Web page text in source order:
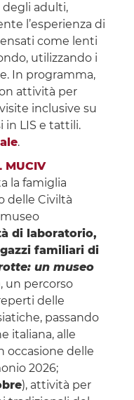
degli adulti,
l’esperienza di
come lenti
utilizzando i
In programma,
attività per
inclusive su
in LIS e tattili.
.
MUCIV
la famiglia
delle Civiltà
di laboratorio,
familiari di
un museo
, un percorso
delle
passando
italiana, alle
occasione delle
2026;
), attività per